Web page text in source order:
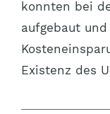
konnten bei
aufgebaut
Existenz des